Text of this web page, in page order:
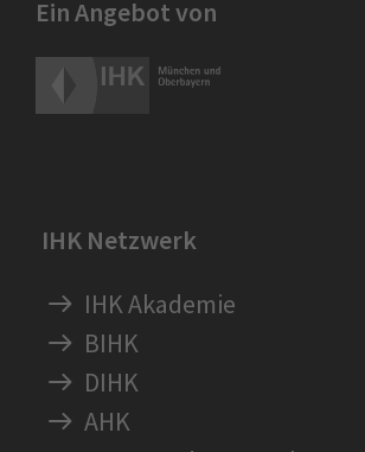
Ein Angebot von
IHK Netzwerk
IHK Akademie
BIHK
DIHK
AHK